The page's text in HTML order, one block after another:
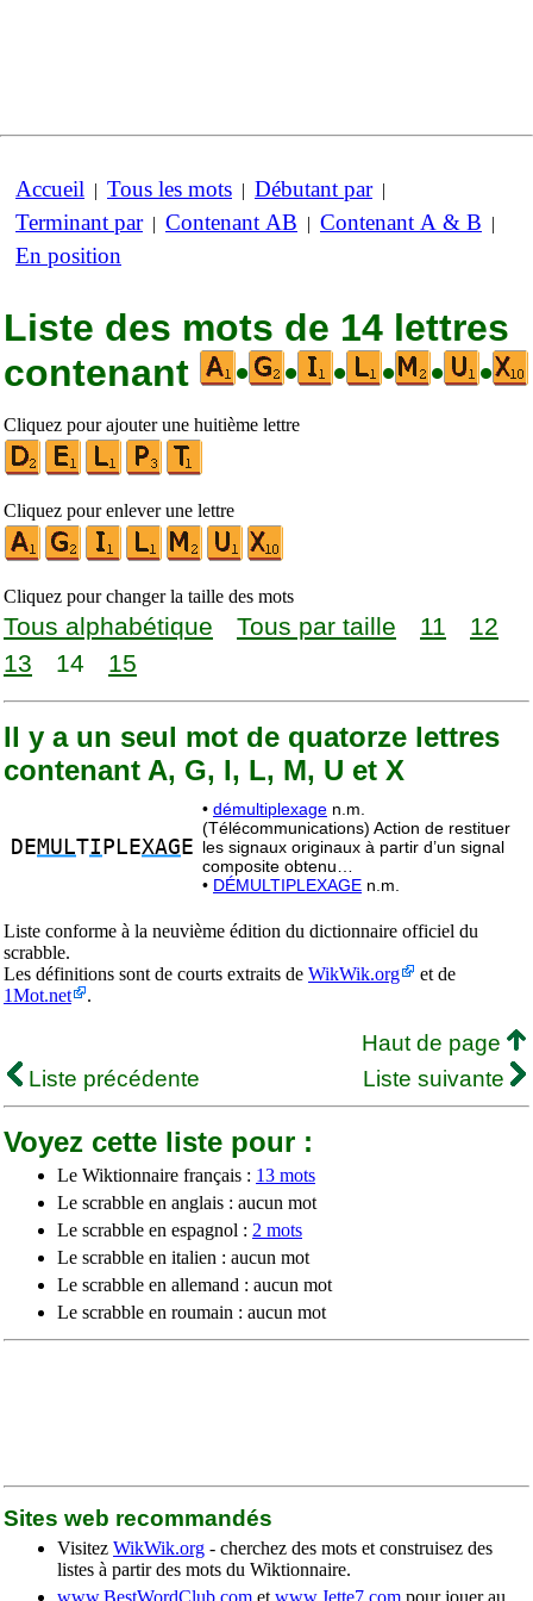
Accueil | Tous les mots | Débutant par|
Terminant par| Contenant AB | Contenant A & B |
En position
Liste des mots de 14 lettres
contenant
• • • • • •
Cliquez pour ajouter une huitième lettre
Cliquez pour enlever une lettre
Cliquez pour changer la taille des mots
Tous alphabétique Tous par taille 11
12
13
14 15
Il y a un seul mot de quatorze lettres
contenant A, G, I, L, M, U et X
DEMULTI PLEXAG E
• démultiplexage n.m.
(Télécommunications) Action de restituer
les signaux originaux à partir d’un signal
composite obtenu…
• DÉMULTIPLEXAGE n.m.
Liste conforme à la neuvième édition du dictionnaire officiel du
scrabble.
Les définitions sont de courts extraits de WikWik.org
et de
1Mot.net
.
Haut de page
Liste précédente
Liste suivante
Voyez cette liste pour :
Le Wiktionnaire français : 13 mots
Le scrabble en anglais : aucun mot
Le scrabble en espagnol : 2 mots
Le scrabble en italien : aucun mot
Le scrabble en allemand : aucun mot
Le scrabble en roumain : aucun mot
Sites web recommandés
Visitez WikWik.org - cherchez des mots et construisez des
listes à partir des mots du Wiktionnaire.
www.BestWordClub.com et www.Jette7.com pour jouer au